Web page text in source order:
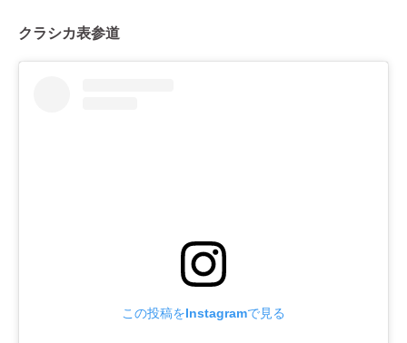
クラシカ表参道
この投稿をInstagramで見る